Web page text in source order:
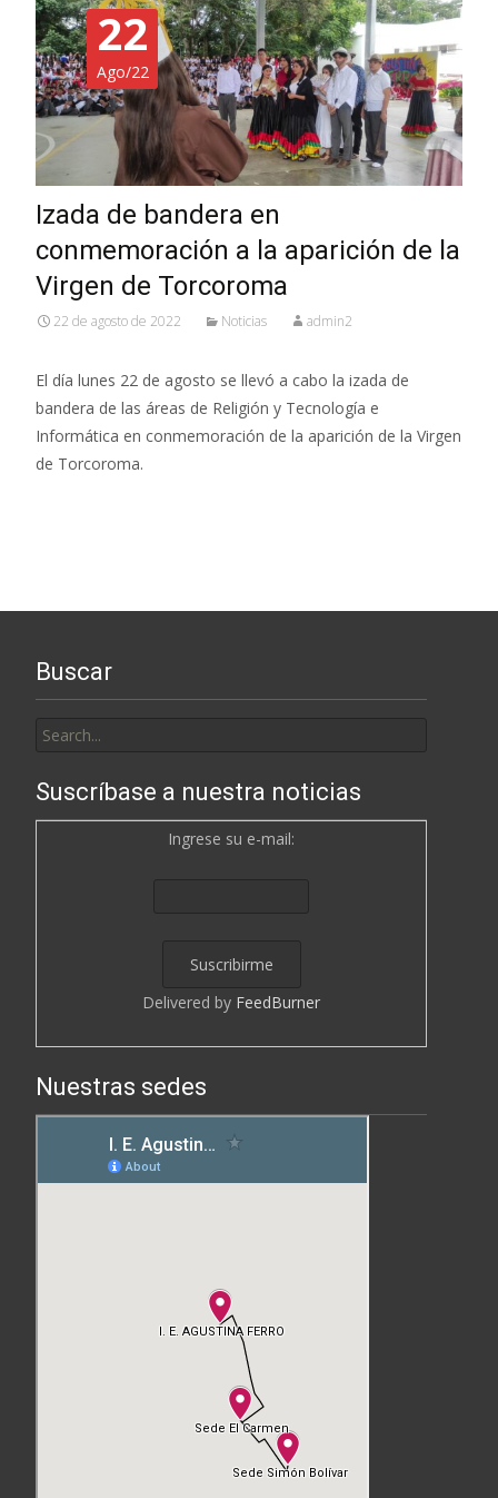
22
Ago/22
Izada de bandera en
conmemoración a la aparición de la
Virgen de Torcoroma
22 de agosto de 2022 Noticias admin2
El día lunes 22 de agosto se llevó a cabo la izada de
bandera de las áreas de Religión y Tecnología e
Informática en conmemoración de la aparición de la Virgen
de Torcoroma.
Buscar
for:
Suscríbase a nuestra noticias
Ingrese su e-mail:
Delivered by FeedBurner
Nuestras sedes